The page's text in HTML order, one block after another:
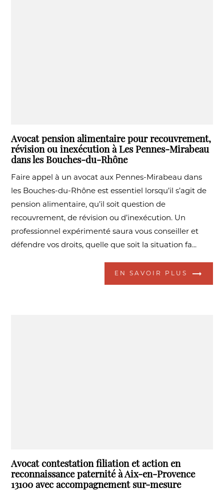
Avocat pension alimentaire pour recouvrement,
révision ou inexécution à Les Pennes-Mirabeau
dans les Bouches-du-Rhône
Faire appel à un avocat aux Pennes-Mirabeau dans
les Bouches-du-Rhône est essentiel lorsqu’il s’agit de
pension alimentaire, qu’il soit question de
recouvrement, de révision ou d’inexécution. Un
professionnel expérimenté saura vous conseiller et
défendre vos droits, quelle que soit la situation fa...
EN SAVOIR PLUS
Avocat contestation filiation et action en
reconnaissance paternité à Aix-en-Provence
13100 avec accompagnement sur-mesure